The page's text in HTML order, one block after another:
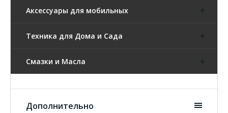
Аксессуары для мобильных
Техника для Дома и Сада
Смазки и Масла
Дополнительно